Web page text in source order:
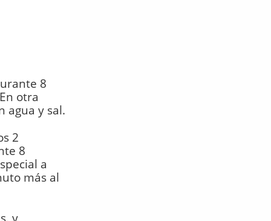
8
otra
agua y sal.
2
8
a
más al
y